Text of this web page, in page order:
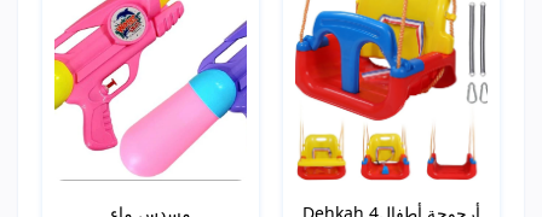
أرجوحة أطفالDehkah 4 مسدس ماء